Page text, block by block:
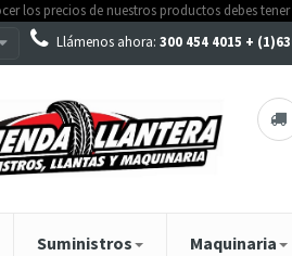
Llámenos ahora: 300 454 4015 +
Suministros Maquinaria